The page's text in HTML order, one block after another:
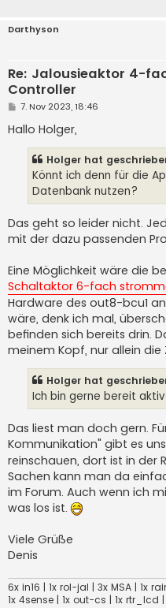
Darthyson
Re: Jalousieaktor 4-
Controller
B
i
t
7. Nov 2023, 18:46
Hallo Holger,
Holger hat
Könnt ich denn für die
Datenbank nutzen?
Das geht so leider nicht.
mit der dazu passenden
Eine Möglichkeit wäre die
Schaltaktor 6-fach
Hardware des out8-bcu1
wäre, denk ich mal,
befinden sich bereits drin.
meinem Kopf, nur allein die
Holger hat
Ich bin gerne bereit
Das liest man doch gern.
Kommunikation" gibt es
reinschauen, dort ist in der
Sachen kann man da
im Forum. Auch wenn ich
was los ist.
Viele Grüße
Denis
6x in16 | 1x rol-jal | 3x MSA | 1x
1x 4sense | 1x out-cs | 1x rtr_lcd